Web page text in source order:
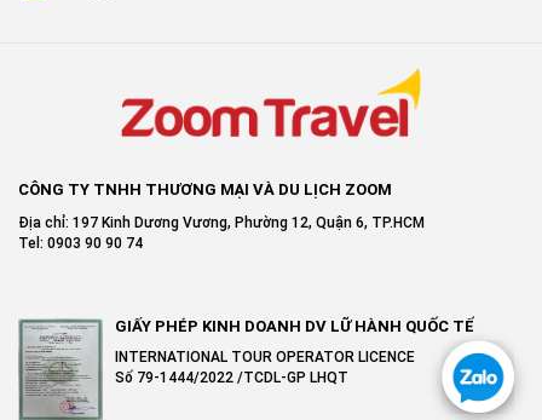
CÔNG TY TNHH THƯƠNG MẠI VÀ DU LỊCH ZOOM
Địa chỉ: 197 Kinh Dương Vương, Phường 12, Quận 6, TP.HCM
Tel: 0903 90 90 74
GIẤY PHÉP KINH DOANH DV LỮ HÀNH QUỐC TẾ
INTERNATIONAL TOUR OPERATOR LICENCE
Số 79-1444/2022 /TCDL-GP LHQT